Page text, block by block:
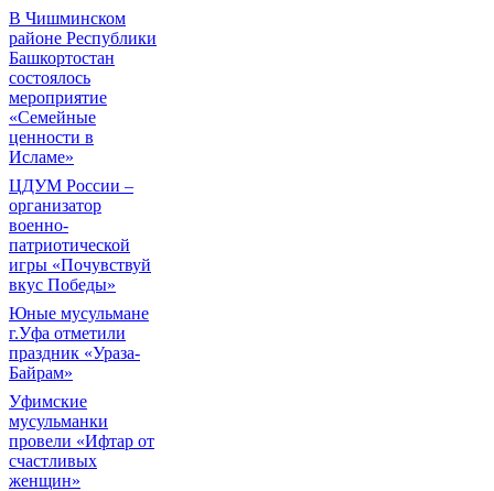
В Чишминском
районе Республики
Башкортостан
состоялось
мероприятие
«Семейные
ценности в
Исламе»
ЦДУМ России –
организатор
военно-
патриотической
игры «Почувствуй
вкус Победы»
Юные мусульмане
г.Уфа отметили
праздник «Ураза-
Байрам»
Уфимские
мусульманки
провели «Ифтар от
счастливых
женщин»